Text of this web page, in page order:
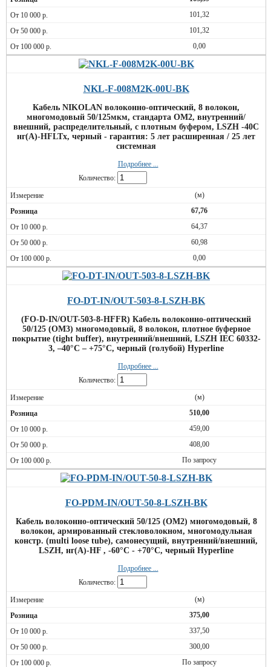
101,32
101,32
0,00
NKL-F-008M2K-00U-BK
Кабель NIKOLAN волоконно-оптический, 8 волокон,
многомодовый 50/125мкм, стандарта OM2, внутренний/
внешний, распределительный, с плотным буфером, LSZH -40C
нг(A)-HFLTx, черный - гарантия: 5 лет расширенная / 25 лет
системная
Подробнее ...
Количество:
(м)
67,76
64,37
60,98
0,00
FO-DT-IN/OUT-503-8-LSZH-BK
(FO-D-IN/OUT-503-8-HFFR) Кабель волоконно-оптический
50/125 (OM3) многомодовый, 8 волокон, плотное буферное
покрытие (tight buffer), внутренний/внешний, LSZH IEC 60332-
3, –40°C – +75°C, черный (голубой) Hyperline
Подробнее ...
Количество:
(м)
510,00
459,00
408,00
По запросу
FO-PDM-IN/OUT-50-8-LSZH-BK
Кабель волоконно-оптический 50/125 (OM2) многомодовый, 8
волокон, армированный стекловолокном, многомодульная
констр. (multi loose tube), самонесущий, внутренний/внешний,
LSZH, нг(А)-HF , -60°С - +70°С, черный Hyperline
Подробнее ...
Количество:
(м)
375,00
337,50
300,00
По запросу